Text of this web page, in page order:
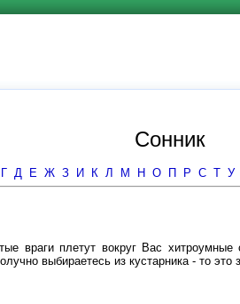
Сонник
Г Д Е Ж З И К Л М Н О П Р С Т У
враги плетут вокруг Вас
выбираетесь из кустарника - то